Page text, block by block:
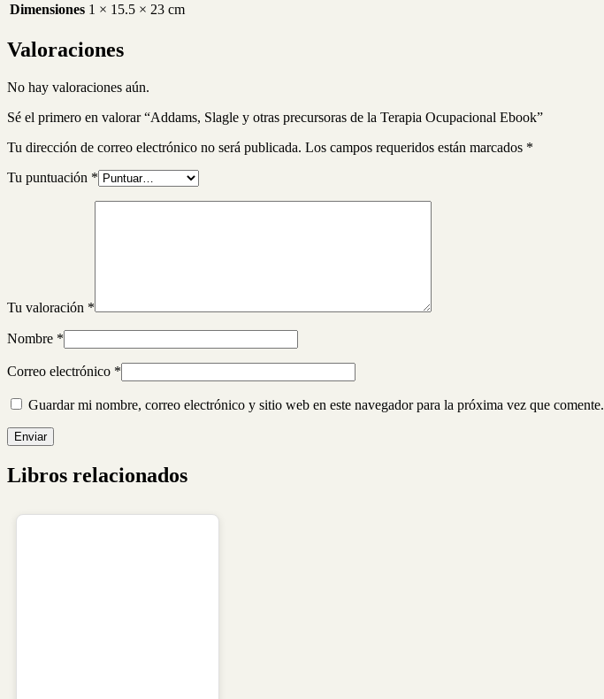
Dimensiones 1 × 15.5 × 23 cm
Valoraciones
No hay valoraciones aún.
Sé el primero en valorar “Addams, Slagle y otras precursoras de la Terapia Ocupacional Ebook”
Tu dirección de correo electrónico no será publicada. Los campos requeridos están marcados *
Tu puntuación *
Tu valoración *
Nombre *
Correo electrónico *
Guardar mi nombre, correo electrónico y sitio web en este navegador para la próxima vez que comente.
Libros relacionados